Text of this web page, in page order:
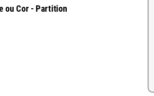
ou Cor - Partition